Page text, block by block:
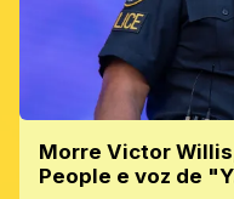
Morre Victor
People e voz de